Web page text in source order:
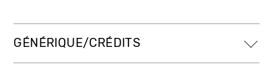
GÉNÉRIQUE/CRÉDITS